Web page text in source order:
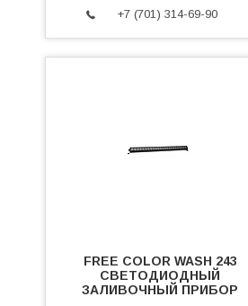
+7 (701) 314-69-90
FREE COLOR WASH 243
СВЕТОДИОДНЫЙ
ЗАЛИВОЧНЫЙ ПРИБОР